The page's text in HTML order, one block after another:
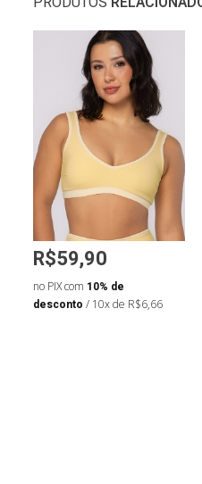
R$59,90
no PIX com 10% de
desconto / 10x de R$6,66